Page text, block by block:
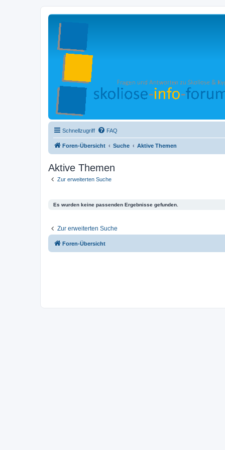
Schnellzugriff FAQ
Foren-Übersicht Suche Aktive Themen
Aktive Themen
Zur erweiterten Suche
Es wurden keine passenden Ergebnisse gefunden.
Zur erweiterten Suche
Foren-Übersicht